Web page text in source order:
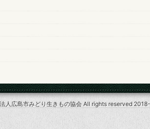
人広島市みどり生きもの協会 All rights reserved 2018-